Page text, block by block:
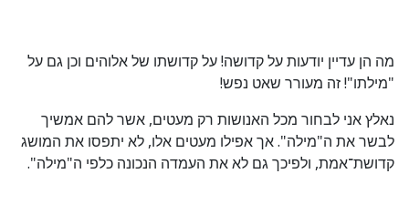
מה הן עדיין יודעות על קדושה! על קדושתו של אלוהים וכן גם על
"מילתו"! זה מעורר שאט נפש!
נאלץ אני לבחור מכל האנושות רק מעטים, אשר להם אמשיך
לבשר את ה"מילה". אך אפילו מעטים אלו, לא יתפסו את המושג
קדושת־אמת, ולפיכך גם לא את העמדה הנכונה כלפי ה"מילה".